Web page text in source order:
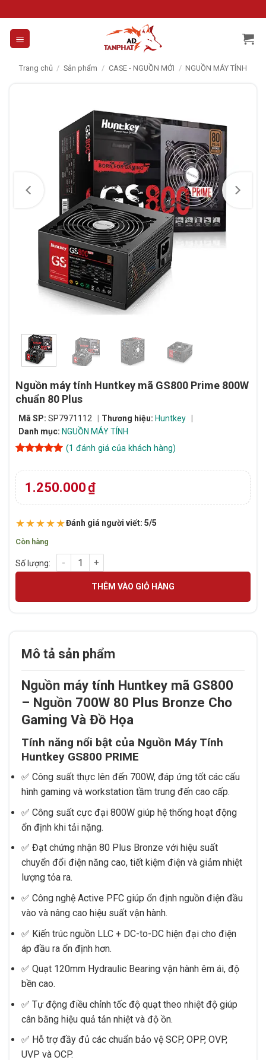
to
content
Trang chủ / Sản phẩm / CASE - NGUỒN MỚI / NGUỒN MÁY TÍNH
Nguồn máy tính Huntkey mã GS800 Prime 800W
chuẩn 80 Plus
Mã SP: SP7971112 Thương hiệu: Huntkey
Danh mục: NGUỒN MÁY TÍNH
dựa trên
đánh giá
(1 đánh giá của khách hàng)
1.250.000₫
★★★★★Đánh giá người viết: 5/5
Còn hàng
Nguồn máy tính Huntkey mã GS800 Prime 800W chuẩn 80
THÊM VÀO GIỎ HÀNG
Mô tả sản phẩm
Nguồn máy tính Huntkey mã GS800
– Nguồn 700W 80 Plus Bronze Cho
Gaming Và Đồ Họa
Tính năng nổi bật của Nguồn Máy Tính
Huntkey GS800 PRIME
✅ Công suất thực lên đến 700W, đáp ứng tốt các cấu
hình gaming và workstation tầm trung đến cao cấp.
✅ Công suất cực đại 800W giúp hệ thống hoạt động
ổn định khi tải nặng.
✅ Đạt chứng nhận 80 Plus Bronze với hiệu suất
chuyển đổi điện năng cao, tiết kiệm điện và giảm nhiệt
lượng tỏa ra.
✅ Công nghệ Active PFC giúp ổn định nguồn điện đầu
vào và nâng cao hiệu suất vận hành.
✅ Kiến trúc nguồn LLC + DC-to-DC hiện đại cho điện
áp đầu ra ổn định hơn.
✅ Quạt 120mm Hydraulic Bearing vận hành êm ái, độ
bền cao.
✅ Tự động điều chỉnh tốc độ quạt theo nhiệt độ giúp
cân bằng hiệu quả tản nhiệt và độ ồn.
✅ Hỗ trợ đầy đủ các chuẩn bảo vệ SCP, OPP, OVP,
UVP và OCP.